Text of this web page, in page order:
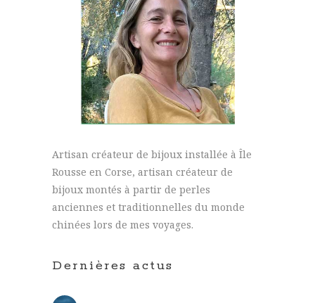
Artisan créateur de bijoux installée à Île
Rousse en Corse, artisan créateur de
bijoux montés à partir de perles
anciennes et traditionnelles du monde
chinées lors de mes voyages.
Dernières actus